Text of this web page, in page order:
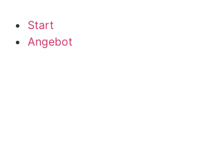
Inhalt
springen
Start
Angebot